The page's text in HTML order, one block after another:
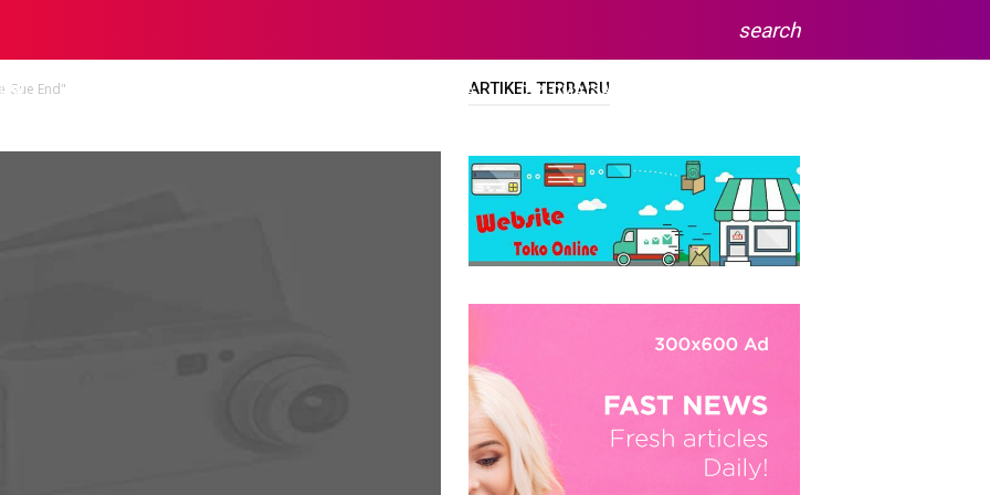
SMA/SMK/SLTA DIPLOMA/SARJANA
search
Gue End" ARTIKEL TERBARU